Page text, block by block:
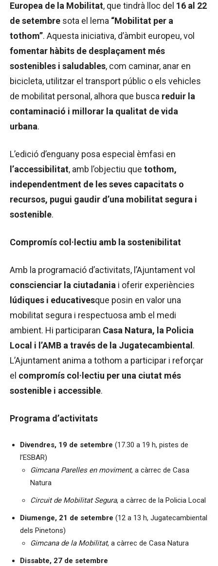
Europea de la Mobilitat, que tindrà lloc del 16 al 22
de setembre sota el lema “Mobilitat per a
tothom”. Aquesta iniciativa, d’àmbit europeu, vol
fomentar hàbits de desplaçament més
sostenibles i saludables, com caminar, anar en
bicicleta, utilitzar el transport públic o els vehicles
de mobilitat personal, alhora que busca reduir la
contaminació i millorar la qualitat de vida
urbana.
L’edició d’enguany posa especial èmfasi en
l’accessibilitat, amb l’objectiu que tothom,
independentment de les seves capacitats o
recursos, pugui gaudir d’una mobilitat segura i
sostenible.
Compromís col·lectiu amb la sostenibilitat
Amb la programació d’activitats, l’Ajuntament vol
conscienciar la ciutadania i oferir experiències
lúdiques i educativesque posin en valor una
mobilitat segura i respectuosa amb el medi
ambient. Hi participaran Casa Natura, la Policia
Local i l’AMB a través de la Jugatecambiental .
L’Ajuntament anima a tothom a participar i reforçar
el compromís col·lectiu per una ciutat més
sostenible i accessible.
Programa d’activitats
Divendres, 19 de setembre (17.30 a 19 h, pistes de
l’ESBAR)
Gimcana Parelles en moviment, a càrrec de Casa
Natura
Circuit de Mobilitat Segura, a càrrec de la Policia Local
Diumenge, 21 de setembre (12 a 13 h, Jugatecambiental
dels Pinetons)
Gimcana de la Mobilitat, a càrrec de Casa Natura
Dissabte, 27 de setembre